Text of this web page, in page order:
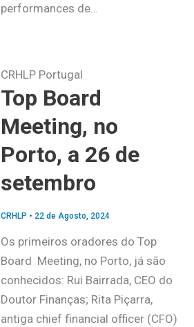
performances de…
CRHLP Portugal
Top Board
Meeting, no
Porto, a 26 de
setembro
CRHLP • 22 de Agosto, 2024
Os primeiros oradores do Top
Board Meeting, no Porto, já são
conhecidos: Rui Bairrada, CEO do
Doutor Finanças; Rita Piçarra,
antiga chief financial officer (CFO)